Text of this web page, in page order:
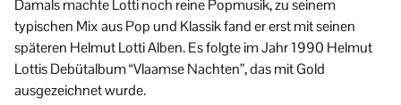
Damals machte Lotti noch reine Popmusik, zu seinem
typischen Mix aus Pop und Klassik fand er erst mit seinen
späteren Helmut Lotti Alben. Es folgte im Jahr 1990 Helmut
Lottis Debütalbum “Vlaamse Nachten”, das mit Gold
ausgezeichnet wurde.